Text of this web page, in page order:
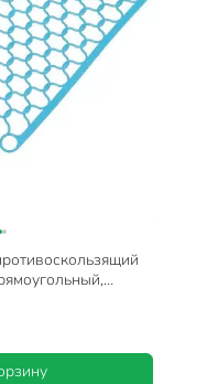
в ассортименте